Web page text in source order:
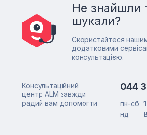
Не знайшли
шукали?
Скористайтеся
додатковими
консультацією.
Консультаційний
центр ALM завжди
радий вам допомогти
044
пн-сб
нд